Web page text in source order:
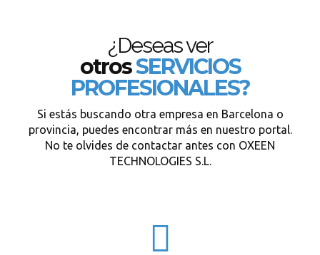
¿Deseas ver
otrosSERVICIOS
PROFESIONALES?
Si estás buscando otra empresa en Barcelona o
provincia, puedes encontrar más en nuestro portal.
No te olvides de contactar antes con OXEEN
TECHNOLOGIES S.L.